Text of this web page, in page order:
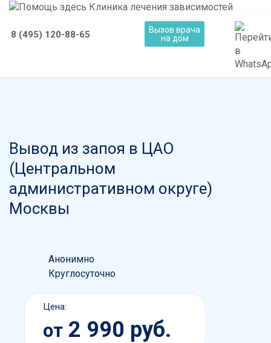
8 (495) 120-88-65
Вызов врача
на дом
Вывод из запоя в ЦАО
(Центральном
административном округе)
Москвы
Анонимно
Круглосуточно
Цена:
от 2 990 руб.